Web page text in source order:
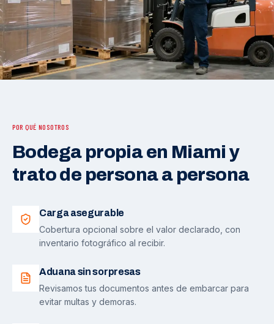
POR QUÉ NOSOTROS
Bodega propia en Miami y
trato de persona a persona
Carga asegurable
Cobertura opcional sobre el valor declarado, con
inventario fotográfico al recibir.
Aduana sin sorpresas
Revisamos tus documentos antes de embarcar para
evitar multas y demoras.